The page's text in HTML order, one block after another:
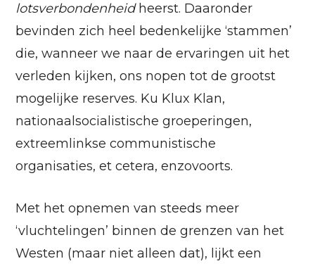
lotsverbondenheidheerst. Daaronder
bevinden zich heel bedenkelijke ‘stammen’
die, wanneer we naar de ervaringen uit het
verleden kijken, ons nopen tot de grootst
mogelijke reserves. Ku Klux Klan,
nationaalsocialistische groeperingen,
extreemlinkse communistische
organisaties, et cetera, enzovoorts.
Met het opnemen van steeds meer
‘vluchtelingen’ binnen de grenzen van het
Westen (maar niet alleen dat), lijkt een